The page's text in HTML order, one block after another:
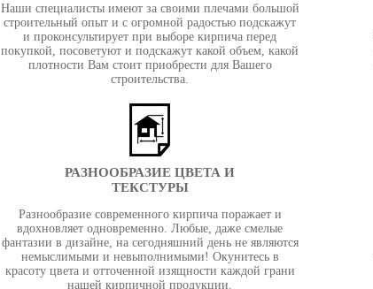
Наши специалисты имеют за своими плечами большой
строительный опыт и с огромной радостью подскажут
и проконсультирует при выборе кирпича перед
покупкой, посоветуют и подскажут какой объем, какой
плотности Вам стоит приобрести для Вашего
строительства.
РАЗНООБРАЗИЕ ЦВЕТА И
ТЕКСТУРЫ
Разнообразие современного кирпича поражает и
вдохновляет одновременно. Любые, даже смелые
фантазии в дизайне, на сегодняшний день не являются
немыслимыми и невыполнимыми! Окунитесь в
красоту цвета и отточенной изящности каждой грани
нашей кирпичной продукции.